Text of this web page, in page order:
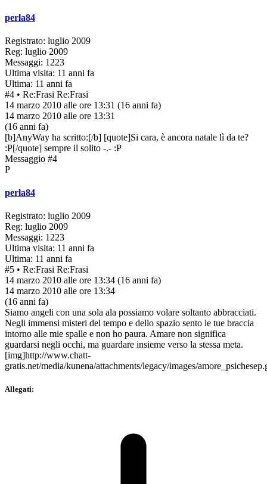
perla84
Registrato: luglio 2009
Reg: luglio 2009
Messaggi: 1223
Ultima visita: 11 anni fa
Ultima: 11 anni fa
#4 • Re:Frasi Re:Frasi
14 marzo 2010 alle ore 13:31 (16 anni fa)
14 marzo 2010 alle ore 13:31
(16 anni fa)
[b]AnyWay ha scritto:[/b] [quote]Si cara, è ancora natale lì da te?
:P[/quote] sempre il solito -.- :P
Messaggio #4
P
perla84
Registrato: luglio 2009
Reg: luglio 2009
Messaggi: 1223
Ultima visita: 11 anni fa
Ultima: 11 anni fa
#5 • Re:Frasi Re:Frasi
14 marzo 2010 alle ore 13:34 (16 anni fa)
14 marzo 2010 alle ore 13:34
(16 anni fa)
Siamo angeli con una sola ala possiamo volare soltanto abbracciati.
Negli immensi misteri del tempo e dello spazio sento le tue braccia
intorno alle mie spalle e non ho paura. Amare non significa
guardarsi negli occhi, ma guardare insieme verso la stessa meta.
[img]http://www.chatt-
gratis.net/media/kunena/attachments/legacy/images/
Allegati: